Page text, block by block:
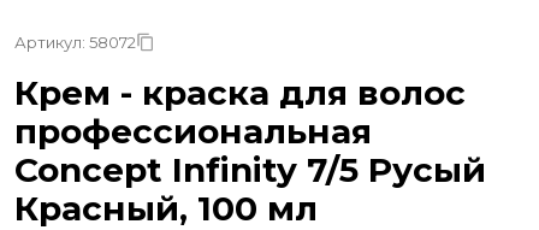
Артикул: 58072
Крем - краска для волос
профессиональная
Concept Infinity 7/5 Русый
Красный, 100 мл